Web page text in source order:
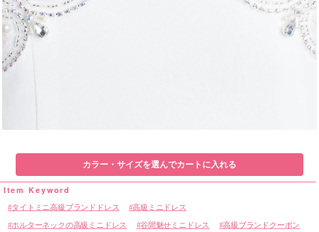
カラー・サイズを選んでカートに入れる
タイトミニ高級ブランドドレス 高級ミニドレス
ホルターネックの高級ミニドレス 谷間魅せミニドレス 高級ブランドクーポン